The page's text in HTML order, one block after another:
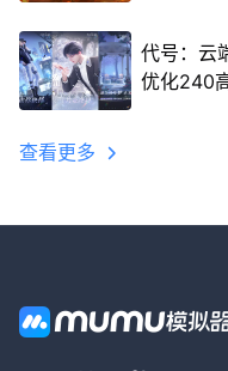
代号：云
优化240
查看更多